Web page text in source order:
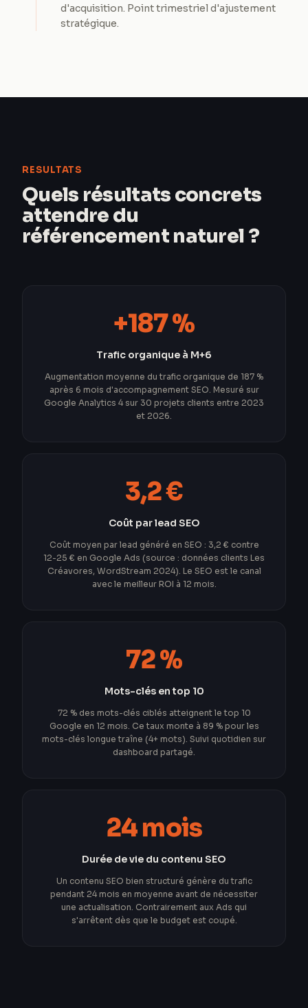
d'acquisition. Point trimestriel d'ajustement
stratégique.
RESULTATS
Quels résultats concrets
attendre du
référencement naturel ?
+187 %
Trafic organique à M+6
Augmentation moyenne du trafic organique de 187 %
après 6 mois d'accompagnement SEO. Mesuré sur
Google Analytics 4 sur 30 projets clients entre 2023
et 2026.
3,2 €
Coût par lead SEO
Coût moyen par lead généré en SEO : 3,2 € contre
12-25 € en Google Ads (source : données clients Les
Créavores, WordStream 2024). Le SEO est le canal
avec le meilleur ROI à 12 mois.
72 %
Mots-clés en top 10
72 % des mots-clés ciblés atteignent le top 10
Google en 12 mois. Ce taux monte à 89 % pour les
mots-clés longue traîne (4+ mots). Suivi quotidien sur
dashboard partagé.
24 mois
Durée de vie du contenu SEO
Un contenu SEO bien structuré génère du trafic
pendant 24 mois en moyenne avant de nécessiter
une actualisation. Contrairement aux Ads qui
s'arrêtent dès que le budget est coupé.